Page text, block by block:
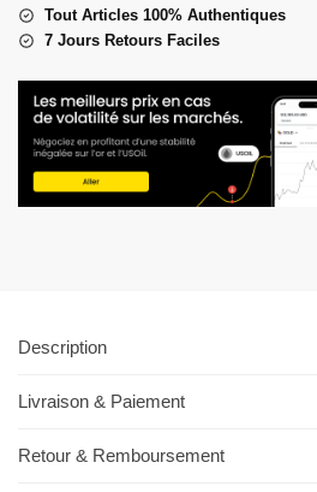
Tout Articles 100% Authentiques
7 Jours Retours Faciles
Description
Livraison & Paiement
Retour & Remboursement